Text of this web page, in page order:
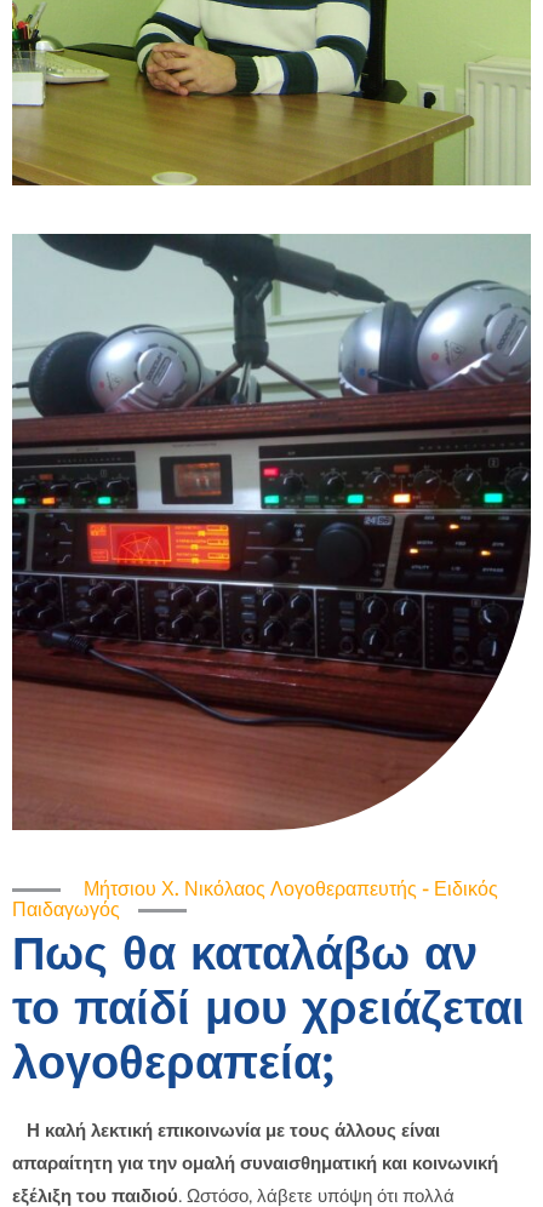
Μήτσιου Χ. Νικόλαος Λογοθεραπευτής - Ειδικός
Παιδαγωγός
Πως θα καταλάβω αν
το παίδί μου χρειάζεται
λογοθεραπεία;
Η καλή λεκτική επικοινωνία με τους άλλους είναι
απαραίτητη για την ομαλή συναισθηματική και κοινωνική
εξέλιξη του παιδιού. Ωστόσο, λάβετε υπόψη ότι πολλά